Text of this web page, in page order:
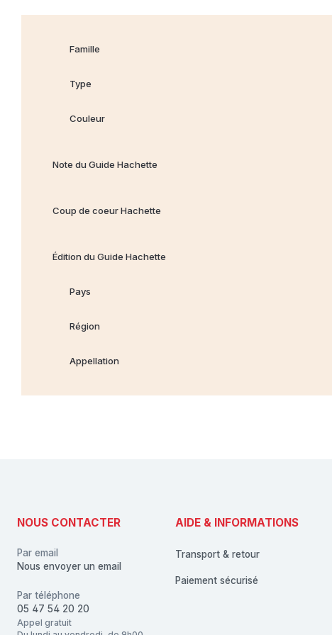
Famille
Type
Couleur
Note du Guide Hachette
Coup de coeur Hachette
Édition du Guide Hachette
Pays
Région
Appellation
NOUS CONTACTER
Par email
Nous envoyer un email
Par téléphone
05 47 54 20 20
Appel gratuit
AIDE & INFORMATIONS
Transport & retour
Paiement sécurisé